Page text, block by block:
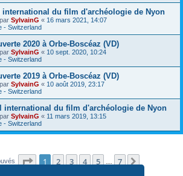
international du film d'archéologie de Nyon
SylvainG « 16 mars 2021, 14:07
- Switzerland
2020 à Orbe-Boscéaz (VD)
SylvainG « 10 sept. 2020, 10:24
- Switzerland
2019 à Orbe-Boscéaz (VD)
SylvainG « 10 août 2019, 23:17
- Switzerland
international du film d'archéologie de Nyon
SylvainG « 11 mars 2019, 13:15
- Switzerland
Page 1sur7
1 2 3 4 5 7